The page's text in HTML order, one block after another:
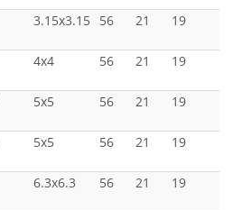
3.15x3.15 56 21 19
4x4 56 21 19
5x5 56 21 19
5x5 56 21 19
6.3x6.3 56 21 19